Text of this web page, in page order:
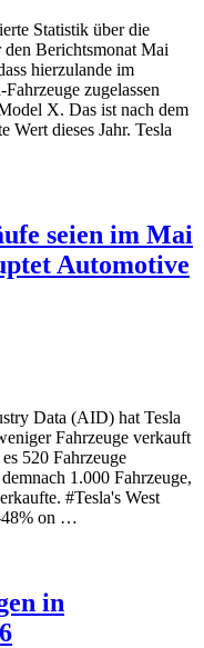
Statistik über die
Berichtsmonat Mai
hierzulande im
zugelassen
X. Das ist nach dem
Wert dieses Jahr. Tesla
seien im Mai
Automotive
Data (AID) hat Tesla
Fahrzeuge verkauft
520 Fahrzeuge
1.000 Fahrzeuge,
#Tesla's West
48% on …
in